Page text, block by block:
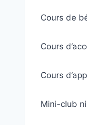
Cours de
Cours
Cours
Mini-club